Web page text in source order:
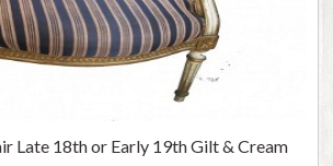
Late 18th or Early 19th Gilt & Cream